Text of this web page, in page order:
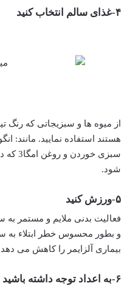
۴-غذای سالم انتخاب کنید
از میوه ها و سبزیجاتی که رنگ
هستند استفاده نمایید. مانند:
سبزی
شود.
۵-ورزش کنید
فعالیت بدنی ملایم و مستمر
و بطور محسوس خطر ابتلاء به
بیماری آلزایمر را کاهش می
۶-به اعداد توجه داشته باشید